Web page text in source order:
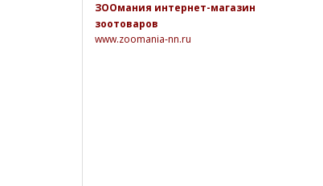
ЗООмания интернет-магазин
зоотоваров
www.zoomania-nn.ru